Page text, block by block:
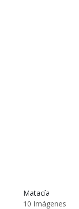
Matacía
10 Imágenes